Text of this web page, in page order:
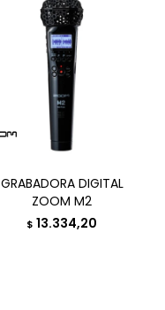
GRABADORA DIGITAL
ZOOM M2
$ 13.334,20